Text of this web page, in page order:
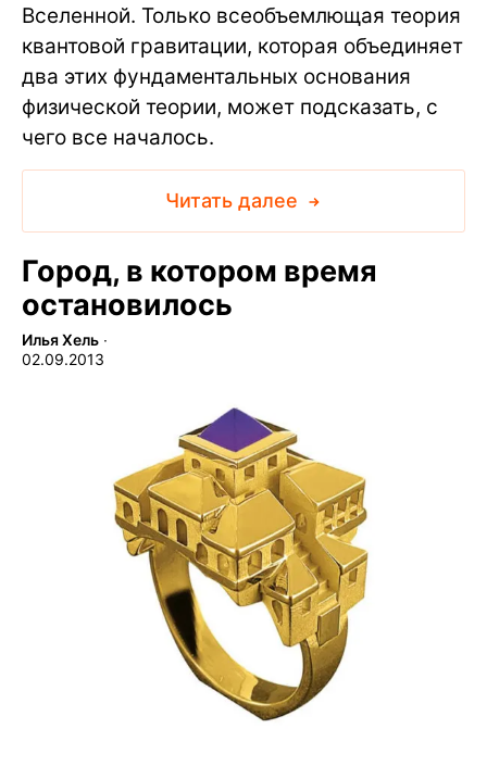
Вселенной. Только всеобъемлющая теория
квантовой гравитации, которая объединяет
два этих фундаментальных основания
физической теории, может подсказать, с
чего все началось.
Читать далее
Город, в котором время
остановилось
Илья Хель ∙
02.09.2013